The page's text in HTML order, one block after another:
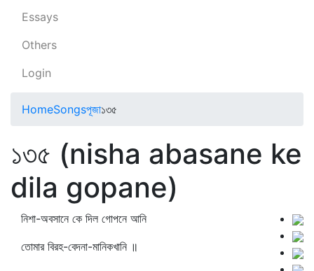
Essays
Others
Login
HomeSongsপূজা১৩৫
১৩৫ (nisha abasane ke
dila gopane)
নিশা-অবসানে কে দিল গোপনে আনি
তোমার বিরহ-বেদনা-মানিকখানি ॥